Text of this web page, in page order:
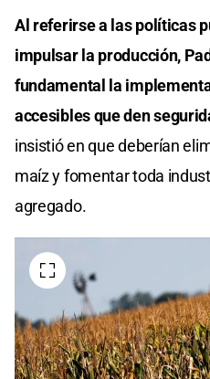
Al referirse a las políticas
impulsar la producción,
fundamental la
accesibles que den
insistió en que deberían
maíz y fomentar toda
agregado.